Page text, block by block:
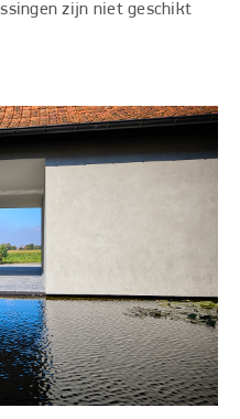
zijn niet geschikt